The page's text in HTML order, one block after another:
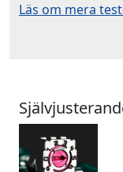
Läs om mera